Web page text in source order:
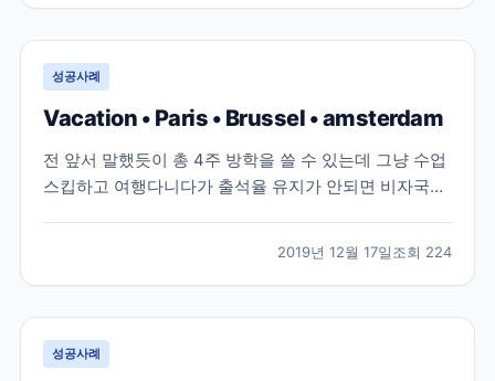
중인것 같아요! 핑크리본도 옷에 달고 핑크...
성공사례
Vacation • Paris • Brussel • amsterdam
전 앞서 말했듯이 총 4주 방학을 쓸 수 있는데 그냥 수업
스킵하고 여행다니다가 출석율 유지가 안되면 비자국에
하지않으면 연장없이 졸업할 수 있어요! 방학은 쓰기 일
주일전에 꼭 스쿨오피스에 말해야해요 이번엔 남...
2019년 12월 17일조회 224
성공사례